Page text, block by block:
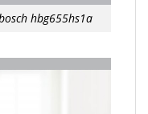
hbg655hs1a